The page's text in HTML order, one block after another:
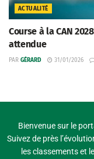
ACTUALITÉ
Course à la CAN
attendue
PAR GÉRARD 31/01/2026
Bienvenue sur le
Suivez de près
les classements et